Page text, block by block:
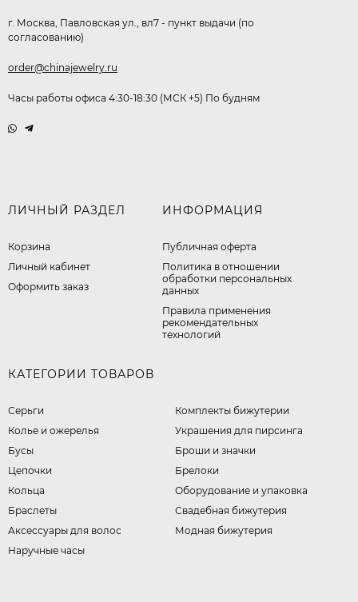
г. Москва, Павловская ул., вл7 - пункт выдачи (по
согласованию)
order@chinajewelry.ru
Часы работы офиса 4:30-18:30 (МСК +5) По будням
ЛИЧНЫЙ РАЗДЕЛ
Корзина
Личный кабинет
Оформить заказ
ИНФОРМАЦИЯ
Публичная оферта
​Политика в отношении
обработки персональных
данных
Правила применения
рекомендательных
технологий
КАТЕГОРИИ ТОВАРОВ
Серьги
Колье и ожерелья
Бусы
Цепочки
Кольца
Браслеты
Аксессуары для волос
Наручные часы
Комплекты бижутерии
Украшения для пирсинга
Броши и значки
Брелоки
Оборудование и упаковка
Свадебная бижутерия
Модная бижутерия